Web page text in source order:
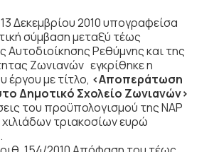
Δεκεμβρίου 2010 υπογραφείσα
σύμβαση μεταξύ τέως
Αυτοδιοίκησης Ρεθύμνης και της
Ζωνιανών εγκρίθηκε η
έργου με τίτλο, <Αποπεράτωση
Δημοτικό Σχολείο Ζωνιανών>
του προϋπολογισμού της ΝΑΡ
χιλιάδων τριακοσίων ευρώ